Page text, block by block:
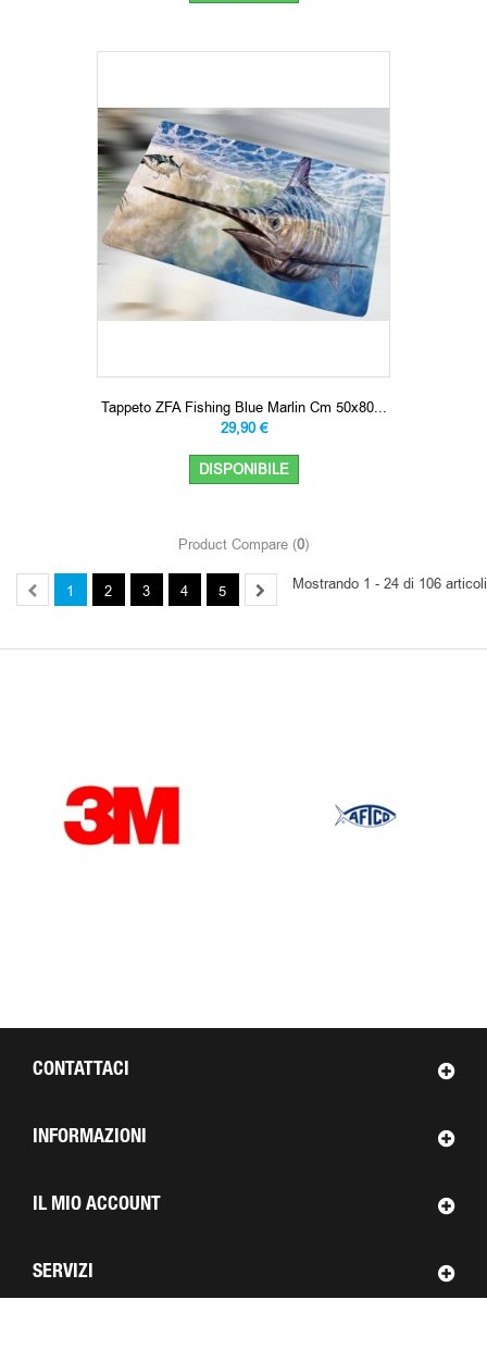
Tappeto ZFA Fishing Blue Marlin Cm 50x80...
29,90 €
DISPONIBILE
Product Compare (0)
1 2 3 4 5 Mostrando 1 - 24 di 106 articoli
CONTATTACI
INFORMAZIONI
IL MIO ACCOUNT
SERVIZI